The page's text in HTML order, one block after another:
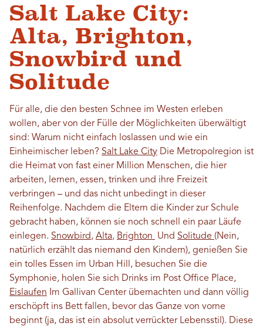
Salt Lake City:
Alta, Brighton,
Snowbird und
Solitude
Für alle, die den besten Schnee im Westen erleben
wollen, aber von der Fülle der Möglichkeiten überwältigt
sind: Warum nicht einfach loslassen und wie ein
Einheimischer leben? Salt Lake City Die Metropolregion ist
die Heimat von fast einer Million Menschen, die hier
arbeiten, lernen, essen, trinken und ihre Freizeit
verbringen – und das nicht unbedingt in dieser
Reihenfolge. Nachdem die Eltern die Kinder zur Schule
gebracht haben, können sie noch schnell ein paar Läufe
einlegen. Snowbird, Alta, Brighton Und Solitude (Nein,
natürlich erzählt das niemand den Kindern), genießen Sie
ein tolles Essen im Urban Hill, besuchen Sie die
Symphonie, holen Sie sich Drinks im Post Office Place,
Eislaufen Im Gallivan Center übernachten und dann völlig
erschöpft ins Bett fallen, bevor das Ganze von vorne
beginnt (ja, das ist ein absolut verrückter Lebensstil). Diese